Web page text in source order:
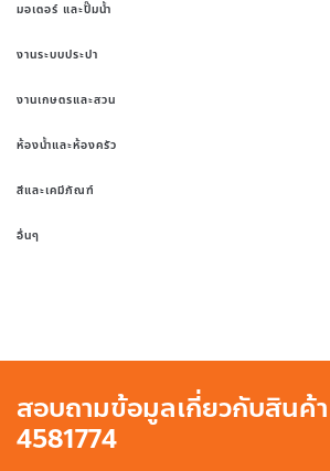
มอเตอร์ และปั๊มน้ำ
งานระบบประปา
งานเกษตรและสวน
ห้องน้ำและห้องครัว
สีและเคมีภัณฑ์
อื่นๆ
สอบถามข้อมูลเกี่ยวกับสินค้
4581774